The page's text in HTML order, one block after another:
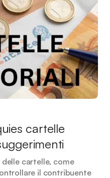
cartelle
cartelle, come
il contribuente